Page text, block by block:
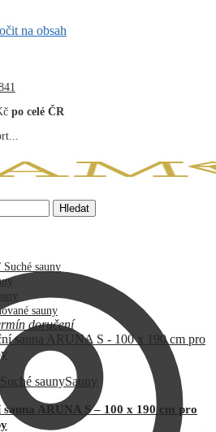
na obsah
po celé ČR
Hledat
Hledat
sauny
sauny
doručení
saunySauny
ARUNA S – 100 x 190 cm pro